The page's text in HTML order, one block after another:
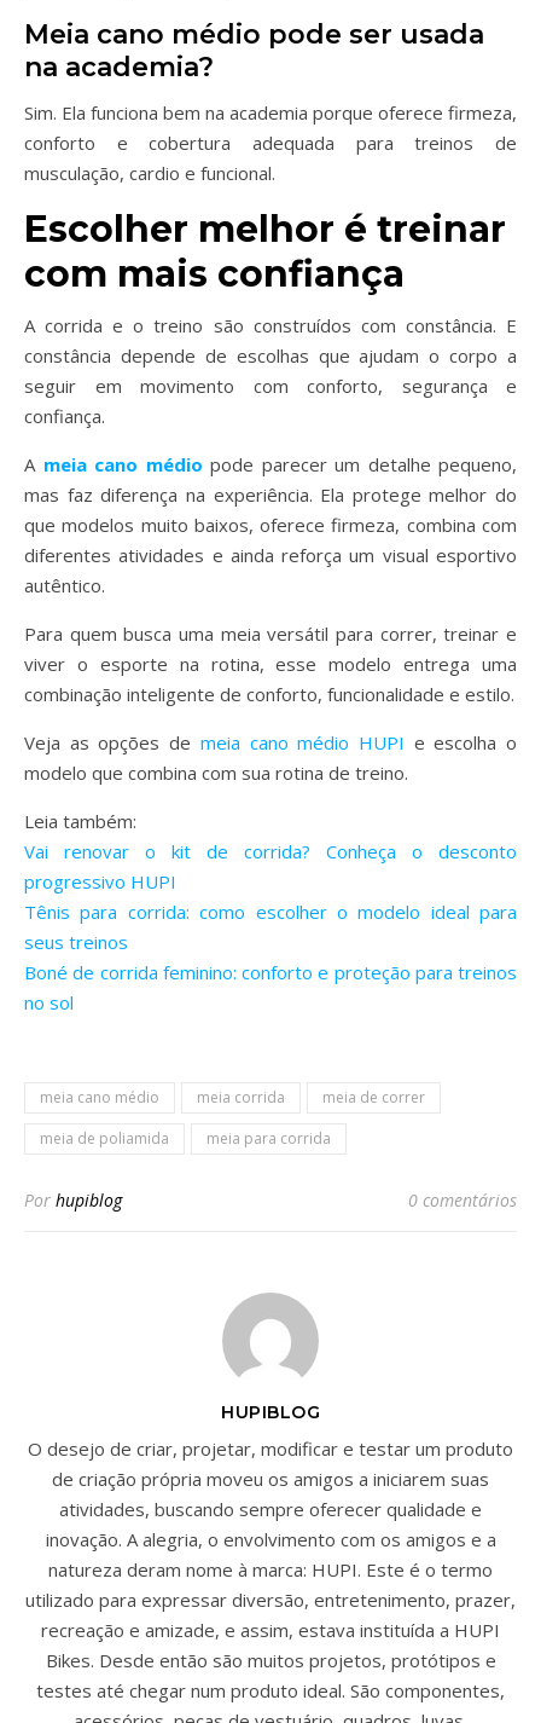
Meia cano médio pode ser usada
na academia?
Sim. Ela funciona bem na academia porque oferece firmeza,
conforto e cobertura adequada para treinos de
musculação, cardio e funcional.
Escolher melhor é treinar
com mais confiança
A corrida e o treino são construídos com constância. E
constância depende de escolhas que ajudam o corpo a
seguir em movimento com conforto, segurança e
confiança.
A meia cano médio pode parecer um detalhe pequeno,
mas faz diferença na experiência. Ela protege melhor do
que modelos muito baixos, oferece firmeza, combina com
diferentes atividades e ainda reforça um visual esportivo
autêntico.
Para quem busca uma meia versátil para correr, treinar e
viver o esporte na rotina, esse modelo entrega uma
combinação inteligente de conforto, funcionalidade e estilo.
Veja as opções de meia cano médio HUPI e escolha o
modelo que combina com sua rotina de treino.
Leia também:
Vai renovar o kit de corrida? Conheça o desconto
progressivo HUPI
Tênis para corrida: como escolher o modelo ideal para
seus treinos
Boné de corrida feminino: conforto e proteção para treinos
no sol
meia cano médio meia corrida
meia de correr
meia de poliamida
meia para corrida
Por hupiblog 0 comentários
HUPIBLOG
O desejo de criar, projetar, modificar e testar um produto
de criação própria moveu os amigos a iniciarem suas
atividades, buscando sempre oferecer qualidade e
inovação. A alegria, o envolvimento com os amigos e a
natureza deram nome à marca: HUPI. Este é o termo
utilizado para expressar diversão, entretenimento, prazer,
recreação e amizade, e assim, estava instituída a HUPI
Bikes. Desde então são muitos projetos, protótipos e
testes até chegar num produto ideal. São componentes,